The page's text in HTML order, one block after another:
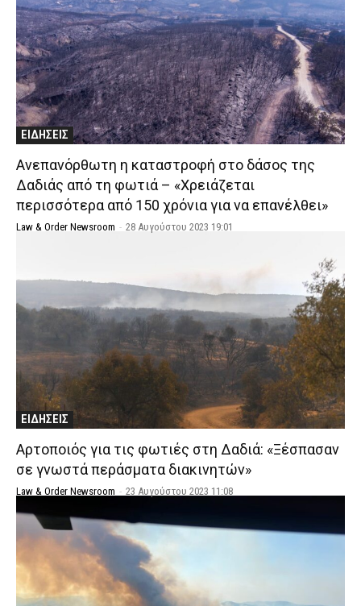
ΕΙΔΗΣΕΙΣ
Ανεπανόρθωτη η καταστροφή στο δάσος της
Δαδιάς από τη φωτιά – «Χρειάζεται
περισσότερα από 150 χρόνια για να επανέλθει»
Law & Order Newsroom - 28 Αυγούστου 2023 19:01
ΕΙΔΗΣΕΙΣ
Αρτοποιός για τις φωτιές στη Δαδιά: «Ξέσπασαν
σε γνωστά περάσματα διακινητών»
Law & Order Newsroom - 23 Αυγούστου 2023 11:08